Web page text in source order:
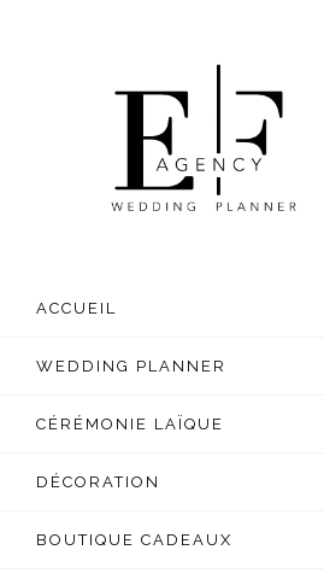
ACCUEIL
WEDDING PLANNER
CÉRÉMONIE LAÏQUE
DÉCORATION
BOUTIQUE CADEAUX